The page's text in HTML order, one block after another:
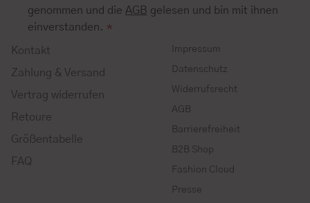
genommen und die AGB gelesen und bin mit ihnen
einverstanden. *
Kontakt
Zahlung & Versand
Vertrag widerrufen
Retoure
Größentabelle
FAQ
Impressum
Datenschutz
Widerrufsrecht
AGB
Barrierefreiheit
B2B Shop
Fashion Cloud
Presse